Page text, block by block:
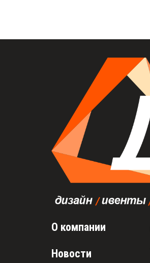
О компании
Новости